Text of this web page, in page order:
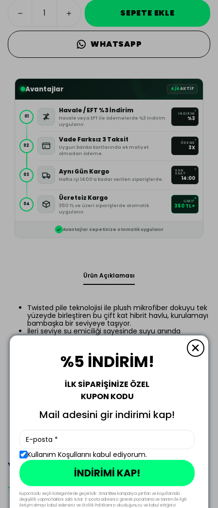
SEPETE EKLE
WHATSAPP
Avantajlar 4/4AKTİF
01
Havale / EFT %3 İndirim
Havale veya EFT ile ödemelerde %3 indirim
uygulanır.
İNDİRİM
%3
02
Vade Farksız 3 Taksit
Uygun banka kartlarında ek maliyet
olmadan ödeme.
ÖDEME
3X
03 Aynı Gün Kargo
Hafta içi 14:00’a kadar verilen siparişlerde.
SON
SAAT
14:00
04
Ücretsiz Kargo
350 TL ve üzeri siparişlerde otomatik
uygulanır.
LİMİT
350 TL+
Avantajlar sepetinize otomatik uygulanır
Ürün Açıklaması
Twisted pile teknolojisi ile plush mikrofiber dokuyu tek
yüzeyde birleştiren bu çift kat hibrit havlu, kurulamayı
bambaşka bir seviyeye taşıyor.
İleri seviye su emiciliği sayesinde suyu anında
Kenarsız yapısı, aracınızın boya yüzeyine zarar verme
riskini ortadan kaldırır; güvenli ve pürüzsüz bir kullanım
Kaporta ve cam yüzeylerde tüy bırakmadan izsiz ve
profesyonel bir sonuç elde etmek isteyenler için ideal
50x70cm ölçü 1000gr/m2 kumaş gramajı.
Kesinlikle Hav/Tüy/Leke bırakmaz.
Çamaşır makinesinde 30°C’ye kadar yıkanabilir.
Her türlü yüzeyde kullanılabilir.
Yorumlar
11 değerlendirmeye göre
%5 İNDİRİM!
İLK SİPARİŞİNİZE ÖZEL
KUPON KODU
Mail adesini gir indirimi kap!
Kullanım Koşullarını kabul ediyorum.
İNDİRİMİ KAP!
Kupon kodu seçili kategorilerde geçerlidir. SmartBee kampanya şartları ve koşullarında
değişiklik yapma hakkını saklı tutar. E-posta adresinizi girerek pazarlama ve tanıtım ile ilgili
iletişim almayı kabul edersiniz ve Gizlilik Politikamızı okuduğunuzu ve kabul ettiğinizi